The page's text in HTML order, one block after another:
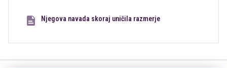
Njegova navada skoraj uničila razmerje